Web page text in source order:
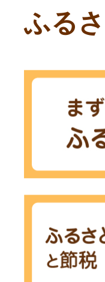
ふる